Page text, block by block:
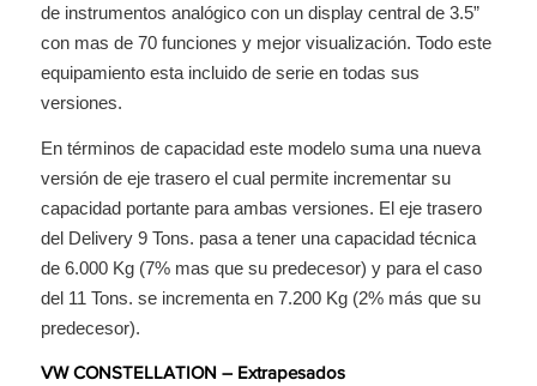
de instrumentos analógico con un display central de 3.5”
con mas de 70 funciones y mejor visualización. Todo este
equipamiento esta incluido de serie en todas sus
versiones.
En términos de capacidad este modelo suma una nueva
versión de eje trasero el cual permite incrementar su
capacidad portante para ambas versiones. El eje trasero
del Delivery 9 Tons. pasa a tener una capacidad técnica
de 6.000 Kg (7% mas que su predecesor) y para el caso
del 11 Tons. se incrementa en 7.200 Kg (2% más que su
predecesor).
VW CONSTELLATION – Extrapesados